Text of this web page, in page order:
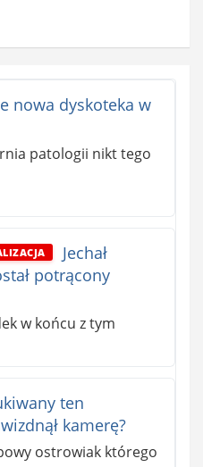
nowa dyskoteka w
patologii nikt tego
Jechał
potrącony
w końcu z tym
ten
kamerę?
ostrowiak którego